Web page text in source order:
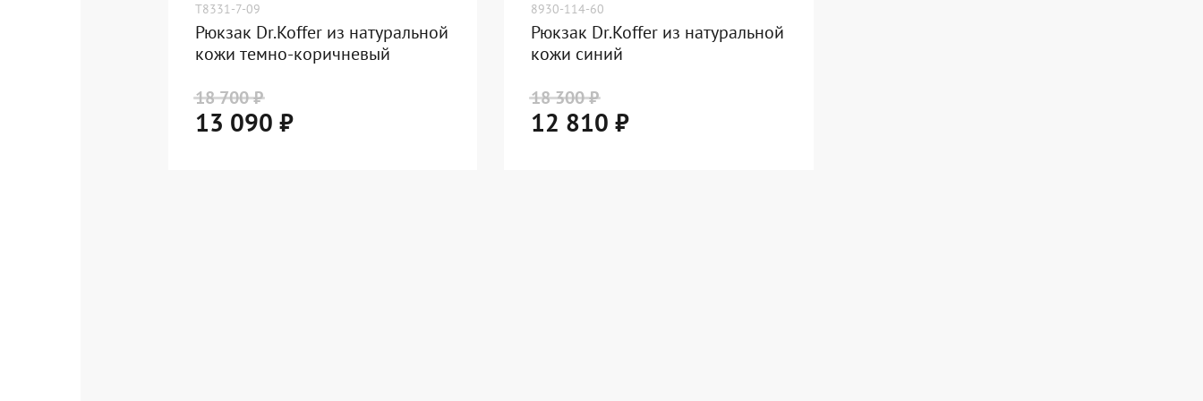
T8331-7-09
Рюкзак Dr.Koffer из натуральной
кожи темно-коричневый
18 700 ₽
13 090 ₽
8930-114-60
Рюкзак Dr.Koffer из натуральной
кожи синий
18 300 ₽
12 810 ₽